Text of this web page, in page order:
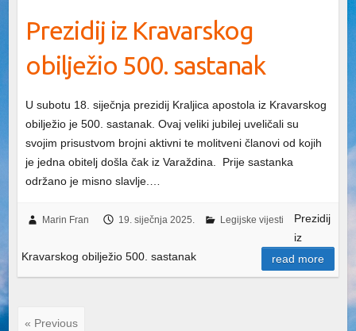
Prezidij iz Kravarskog
obilježio 500. sastanak
U subotu 18. siječnja prezidij Kraljica apostola iz Kravarskog
obilježio je 500. sastanak. Ovaj veliki jubilej uveličali su
svojim prisustvom brojni aktivni te molitveni članovi od kojih
je jedna obitelj došla čak iz Varaždina. Prije sastanka
održano je misno slavlje.…
Marin Fran 19. siječnja 2025. Legijske vijesti
Prezidij
iz
Kravarskog obilježio 500. sastanak
read more
« Previous